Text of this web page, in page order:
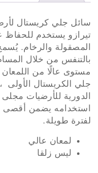
سائل جلي كريستال
تيرازو يستخدم للحفاظ
المصقولة والرخام.
بالتنفس من خلال
مستوى عالًا من اللمعان
جلي الكريستال الأولى
الدورية للأرضيات
استخدامه يضمن أقصى
لفترة طويلة.
لمعان عالي
ليس زلقا